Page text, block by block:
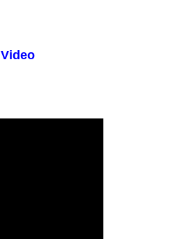
Video